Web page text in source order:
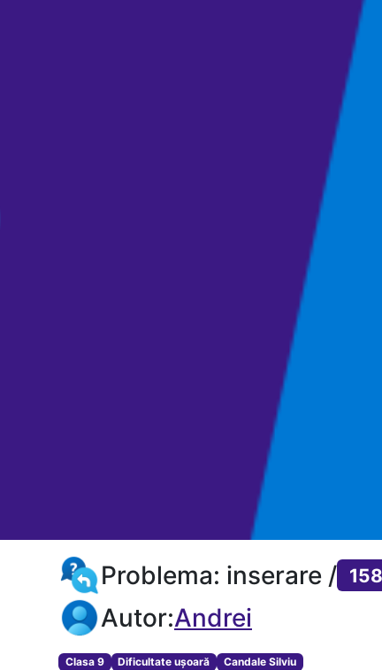
Problema: inserare / 158
Autor:Andrei
Clasa 9 Dificultate ușoară Candale Silviu